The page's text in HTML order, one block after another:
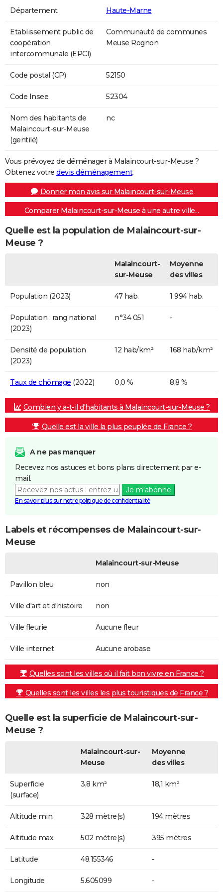
Département Haute-Marne
Etablissement public de
coopération
intercommunale (EPCI)
Communauté de communes
Meuse Rognon
Code postal (CP) 52150
Code Insee 52304
Nom des habitants de
Malaincourt-sur-Meuse
(gentilé)
nc
Vous prévoyez de déménager à Malaincourt-sur-Meuse ?
Obtenez votre devis déménagement.
Donner mon avis sur Malaincourt-sur-Meuse
Comparer Malaincourt-sur-Meuse à une autre ville...
Quelle est la population de Malaincourt-sur-
Meuse ?
Malaincourt-
sur-Meuse
Moyenne
des villes
Population (2023) 47 hab. 1 994 hab.
Population : rang national
(2023)
n°34 051 -
Densité de population
(2023)
12 hab/km² 168 hab/km²
Taux de chômage (2022) 0,0 % 8,8 %
Combien y a-t-il d'habitants à Malaincourt-sur-Meuse ?
Quelle est la ville la plus peuplée de France ?
A ne pas manquer
Recevez nos astuces et bons plans directement par e-
mail.
Je m'abonne
En savoir plus sur notre politique de confidentialité
Labels et récompenses de Malaincourt-sur-
Meuse
Malaincourt-sur-Meuse
Pavillon bleu non
Ville d'art et d'histoire non
Ville fleurie Aucune fleur
Ville internet Aucune arobase
Quelles sont les villes où il fait bon vivre en France ?
Quelles sont les villes les plus touristiques de France ?
Quelle est la superficie de Malaincourt-sur-
Meuse ?
Malaincourt-sur-
Meuse
Moyenne
des villes
Superficie
(surface)
3,8 km² 18,1 km²
Altitude min. 328 mètre(s) 194 mètres
Altitude max. 502 mètre(s) 395 mètres
Latitude 48.155346 -
Longitude 5.605099 -